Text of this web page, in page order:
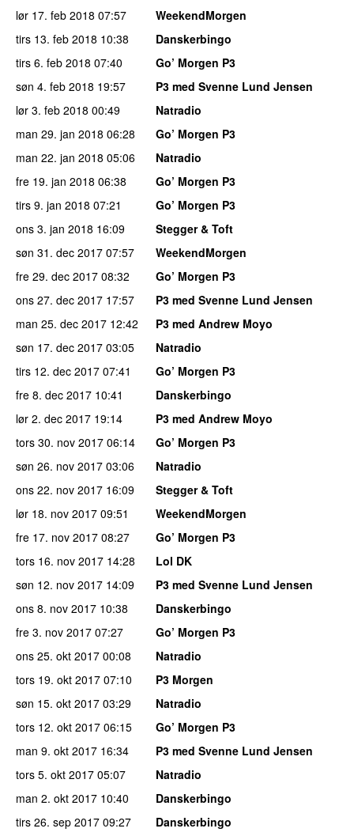
lør 17. feb 2018 07:57
WeekendMorgen
tirs 13. feb 2018 10:38
Danskerbingo
tirs 6. feb 2018 07:40
Go’ Morgen P3
søn 4. feb 2018 19:57
P3 med Svenne Lund Jensen
lør 3. feb 2018 00:49
Natradio
man 29. jan 2018 06:28
Go’ Morgen P3
man 22. jan 2018 05:06
Natradio
fre 19. jan 2018 06:38
Go’ Morgen P3
tirs 9. jan 2018 07:21
Go’ Morgen P3
ons 3. jan 2018 16:09
Stegger & Toft
søn 31. dec 2017 07:57
WeekendMorgen
fre 29. dec 2017 08:32
Go’ Morgen P3
ons 27. dec 2017 17:57
P3 med Svenne Lund Jensen
man 25. dec 2017 12:42
P3 med Andrew Moyo
søn 17. dec 2017 03:05
Natradio
tirs 12. dec 2017 07:41
Go’ Morgen P3
fre 8. dec 2017 10:41
Danskerbingo
lør 2. dec 2017 19:14
P3 med Andrew Moyo
tors 30. nov 2017 06:14
Go’ Morgen P3
søn 26. nov 2017 03:06
Natradio
ons 22. nov 2017 16:09
Stegger & Toft
lør 18. nov 2017 09:51
WeekendMorgen
fre 17. nov 2017 08:27
Go’ Morgen P3
tors 16. nov 2017 14:28
Lol DK
søn 12. nov 2017 14:09
P3 med Svenne Lund Jensen
ons 8. nov 2017 10:38
Danskerbingo
fre 3. nov 2017 07:27
Go’ Morgen P3
ons 25. okt 2017 00:08
Natradio
tors 19. okt 2017 07:10
P3 Morgen
søn 15. okt 2017 03:29
Natradio
tors 12. okt 2017 06:15
Go’ Morgen P3
man 9. okt 2017 16:34
P3 med Svenne Lund Jensen
tors 5. okt 2017 05:07
Natradio
man 2. okt 2017 10:40
Danskerbingo
tirs 26. sep 2017 09:27
Danskerbingo